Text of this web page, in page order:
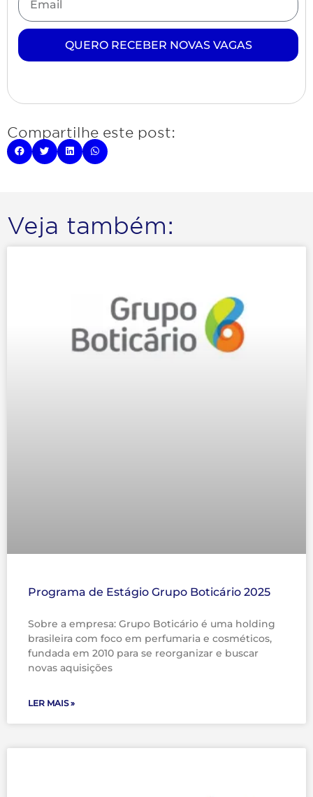
QUERO RECEBER NOVAS VAGAS
Compartilhe este post:
Veja também:
Programa de Estágio Grupo Boticário 2025
Sobre a empresa: Grupo Boticário é uma holding
brasileira com foco em perfumaria e cosméticos,
fundada em 2010 para se reorganizar e buscar
novas aquisições
LER MAIS »